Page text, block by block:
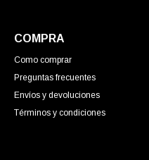
COMPRA
Como comprar
Preguntas frecuentes
Envíos y devoluciones
Términos y condiciones